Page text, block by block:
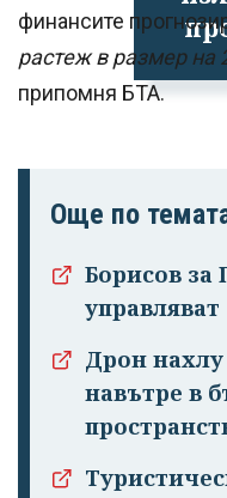
финансите
растеж в размер на
припомня БТА.
Още по
Борисов
управляват
Дрон нахлу
навътре в